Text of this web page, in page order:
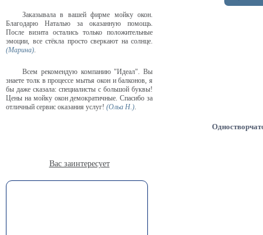
Заказывала в вашей фирме мойку окон.
Благодарю Наталью за оказанную помощь.
После визита остались только положительные
эмоции, все стёкла просто сверкают на солнце.
(Марина).
Всем рекомендую компанию "Идеал". Вы
знаете толк в процессе мытья окон и балконов, я
бы даже сказала: специалисты с большой буквы!
Цены на мойку окон демократичные. Спасибо за
отличный сервис оказания услуг! (Ольа Н.).
Вас заинтересует